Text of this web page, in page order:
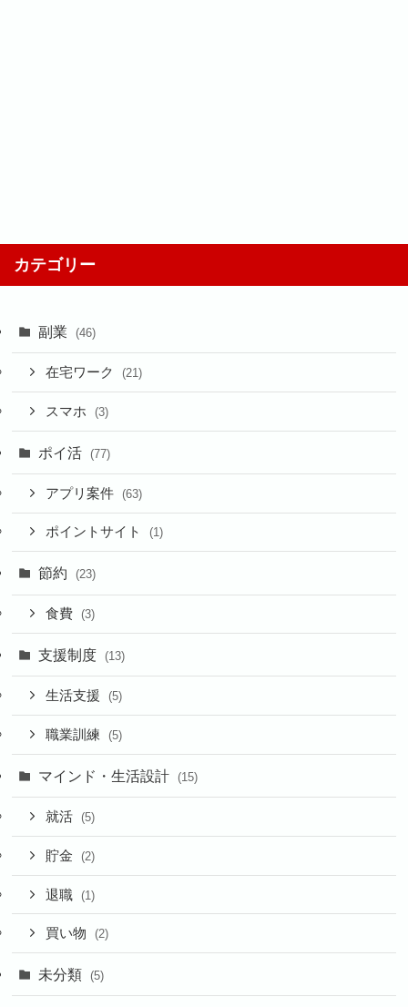
カテゴリー
副業 (46)
在宅ワーク (21)
スマホ (3)
ポイ活 (77)
アプリ案件 (63)
ポイントサイト (1)
節約 (23)
食費 (3)
支援制度 (13)
生活支援 (5)
職業訓練 (5)
マインド・生活設計 (15)
就活 (5)
貯金 (2)
退職 (1)
買い物 (2)
未分類 (5)